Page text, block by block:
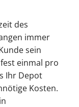
des
immer
sein
einmal pro
Ihr Depot
Kosten.